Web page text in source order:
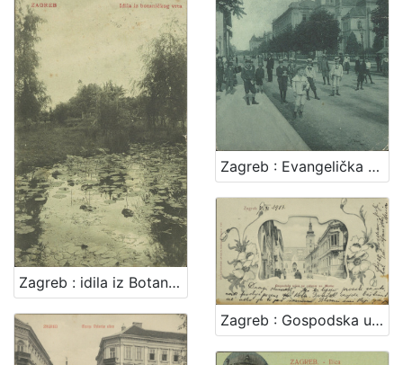
Zagreb : Evangelička crkva
Zagreb : Gospodska ulica sa crkvom sv. Marka
Zagreb : idila iz Botaničkog vrta